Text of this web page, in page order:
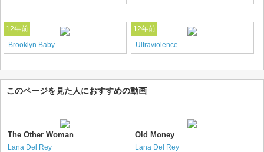
12年前
Brooklyn Baby
12年前
Ultraviolence
このページを見た人におすすめの動画
The Other Woman
Lana Del Rey
Old Money
Lana Del Rey